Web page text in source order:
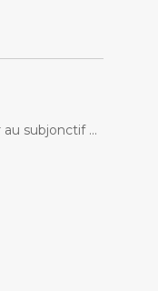
subjonctif ...